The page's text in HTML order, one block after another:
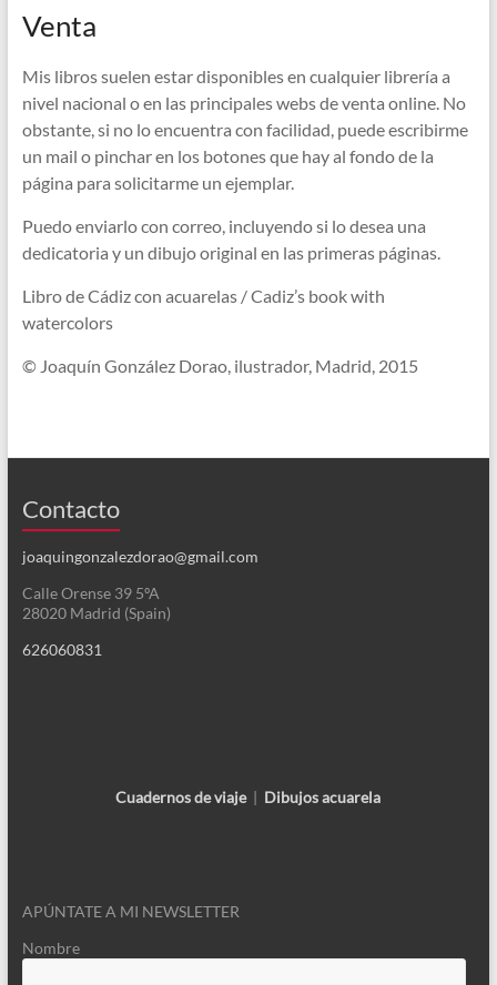
Venta
Mis libros suelen estar disponibles en cualquier librería a
nivel nacional o en las principales webs de venta online. No
obstante, si no lo encuentra con facilidad, puede escribirme
un mail o pinchar en los botones que hay al fondo de la
página para solicitarme un ejemplar.
Puedo enviarlo con correo, incluyendo si lo desea una
dedicatoria y un dibujo original en las primeras páginas.
Libro de Cádiz con acuarelas / Cadiz’s book with
watercolors
© Joaquín González Dorao, ilustrador, Madrid, 2015
Contacto
joaquingonzalezdorao@gmail.com
Calle Orense 39 5ºA
28020 Madrid (Spain)
626060831
Cuadernos de viaje| Dibujos acuarela
APÚNTATE A MI NEWSLETTER
Nombre